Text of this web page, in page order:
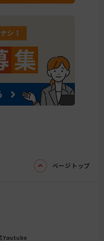
ページトップ